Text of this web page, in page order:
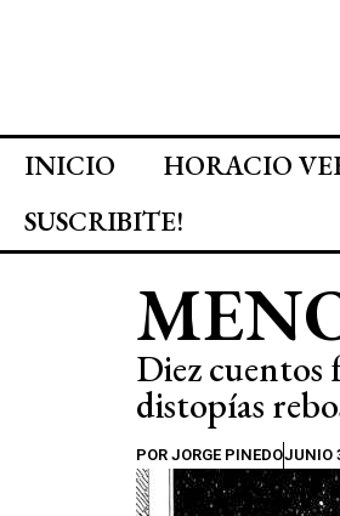
INICIO HORACIO
SUSCRIBITE!
Diez cuentos
distopías
POR JORGE PINEDOJUNIO